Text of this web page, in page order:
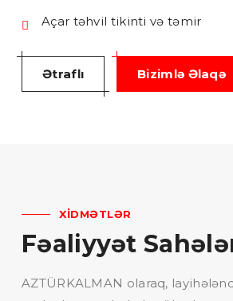
Açar təhvil tikinti və təmir
Ətraflı Bizimlə Əlaqə
XIDMƏTLƏR
Fəaliyyət
AZTÜRKALMAN olaraq,